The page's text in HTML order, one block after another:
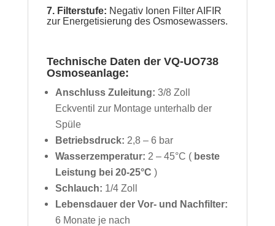
7. Filterstufe: Negativ Ionen Filter AIFIR
zur Energetisierung des Osmosewassers.
Technische Daten der VQ-UO738
Osmoseanlage:
Anschluss Zuleitung: 3/8 Zoll
Eckventil zur Montage unterhalb der
Spüle
Betriebsdruck: 2,8 – 6 bar
Wasserzemperatur: 2 – 45°C ( beste
Leistung bei 20-25°C )
Schlauch: 1/4 Zoll
Lebensdauer der Vor- und Nachfilter:
6 Monate je nach